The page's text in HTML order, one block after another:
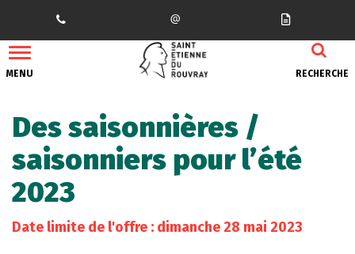
MENU RECHERCHE
Des saisonnières /
saisonniers pour l’été
2023
Date limite de l'offre : dimanche 28 mai 2023